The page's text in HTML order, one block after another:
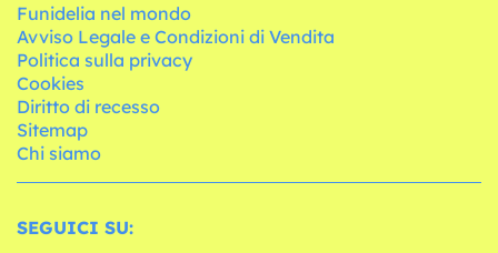
Funidelia nel mondo
Avviso Legale e Condizioni di Vendita
Politica sulla privacy
Cookies
Diritto di recesso
Sitemap
Chi siamo
SEGUICI SU: